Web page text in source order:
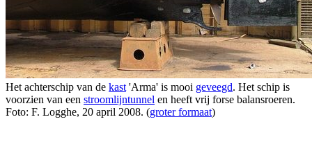
Het achterschip van de kast 'Arma' is mooi geveegd. Het schip is
voorzien van een stroomlijntunnel en heeft vrij forse balansroeren.
Foto: F. Logghe, 20 april 2008. (groter formaat)